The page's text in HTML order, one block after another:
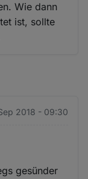
Wie dann
ist, sollte
2018 - 09:30
gesünder